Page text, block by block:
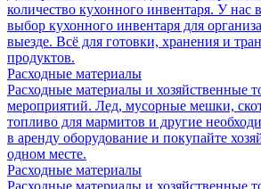
количество кухонного инвентаря. У нас
выбор кухонного инвентаря для
выезде. Всё для готовки, хранения и
продуктов.
Расходные материалы
Расходные материалы и хозяйственные
мероприятий. Лед, мусорные мешки,
топливо для мармитов и другие
в аренду оборудование и покупайте
одном месте.
Расходные материалы